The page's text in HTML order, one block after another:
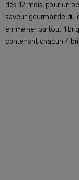
dès 12 mois, pour un
saveur gourmande
emmener partout 1
contenant chacun 4